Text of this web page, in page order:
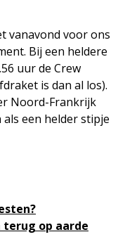
vanavond voor ons
Bij een heldere
uur de Crew
is dan al los).
Noord-Frankrijk
als een helder stipje
terug op aarde